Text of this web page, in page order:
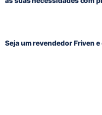
Seja um revendedor Friven